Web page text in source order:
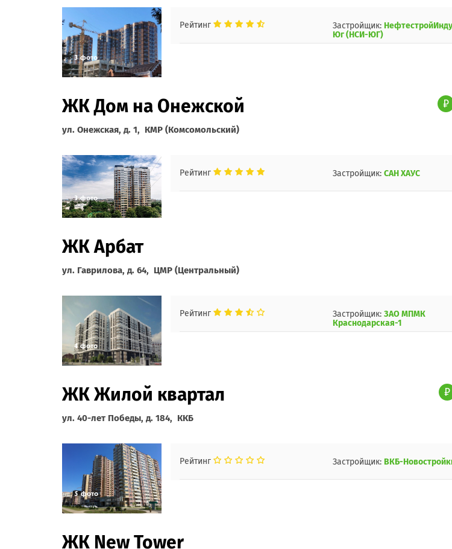
Рейтинг Застройщик:
Юг (НСИ-ЮГ)
ЖК Дом на Онежской
ул. Онежская, д. 1, КМР (Комсомольский)
Рейтинг Застройщик:САН ХАУС
ЖК Арбат
ул. Гаврилова, д. 64, ЦМР (Центральный)
Рейтинг Застройщик:ЗАО МПМК
Краснодарская-1
ЖК Жилой квартал
ул. 40-лет Победы, д. 184, ККБ
Рейтинг Застройщик: ВКБ-
ЖК New Tower